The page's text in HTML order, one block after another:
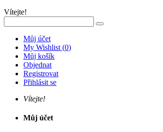
Vítejte!
Můj účet
My Wishlist (0)
Můj košík
Objednat
Registrovat
Přihlásit se
Vítejte!
Můj účet